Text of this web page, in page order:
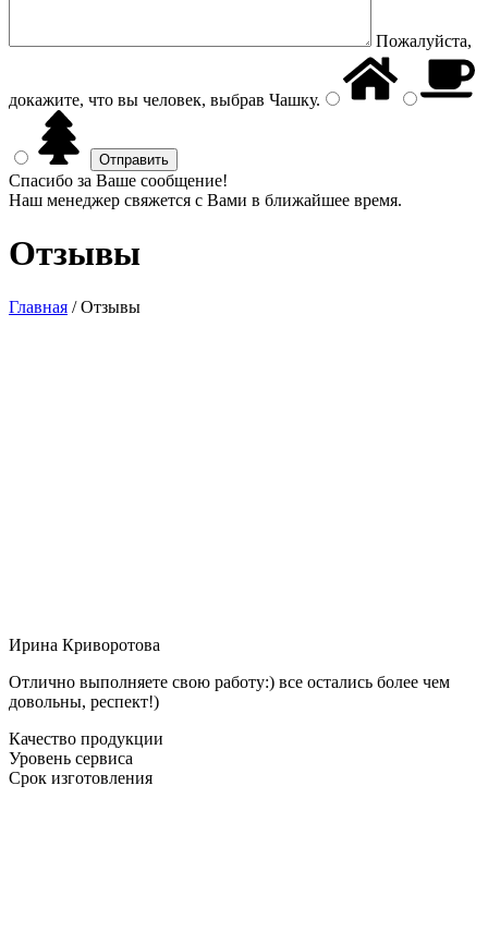
Пожалуйста,
докажите, что вы человек, выбрав Чашку.
Спасибо за Ваше сообщение!
Наш менеджер свяжется с Вами в ближайшее время.
Отзывы
Главная /Отзывы
Ирина Криворотова
Отлично выполняете свою работу:) все остались более чем
довольны, респект!)
Качество продукции
Уровень сервиса
Срок изготовления